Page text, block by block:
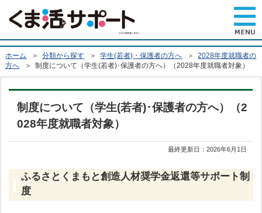
ホーム ＞分類から探す ＞学生(若者)・保護者の方へ ＞2028年度就職者の
方へ ＞ 制度について（学生(若者)･保護者の方へ）（2028年度就職者対象）
制度について（学生(若者)･保護者の方へ）（2
028年度就職者対象）
最終更新日：2026年6月1日
ふるさとくまもと創造人材奨学金返還等サポート制
度